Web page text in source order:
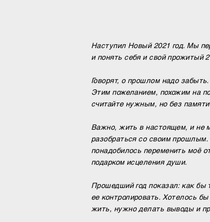
Наступил Новый 2021 год. Мы
и понять себя и свой прожитый
Говорят, о прошлом надо
Этим пожеланием, похожим на
считайте нужным, но без
Важно, жить в настоящем, и не
разобраться со своим
понадобилось переменить моё
подарком исцеления души.
Прошедший год показал: как
ее контролировать. Хотелось
жить, нужно делать выводы и